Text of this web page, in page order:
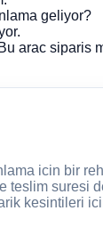
geliyor?
arac siparis
icin bir
teslim suresi
kesintileri